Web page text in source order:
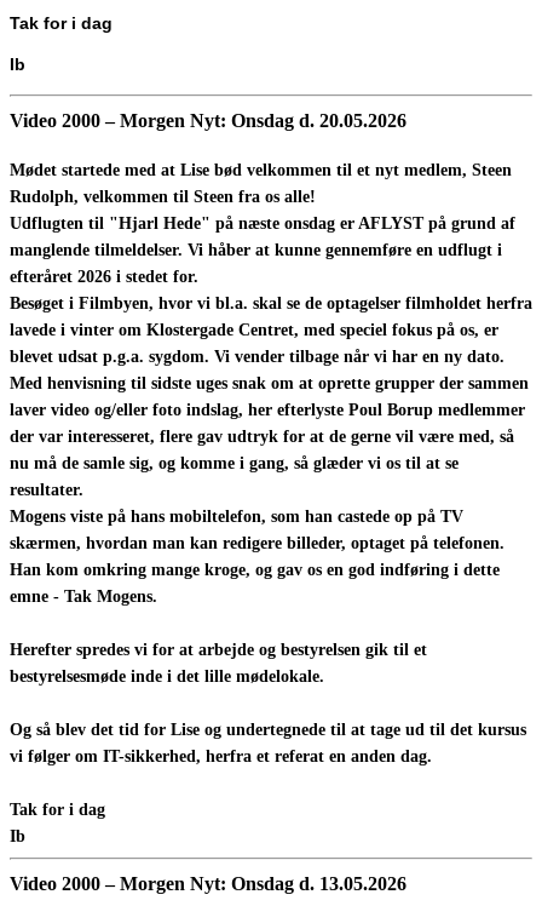
Tak for i dag
Ib
Video 2000 – Morgen Nyt: Onsdag d. 20.05.2026
Mødet startede med at Lise bød velkommen til et nyt medlem, Steen
Rudolph, velkommen til Steen fra os alle!
Udflugten til "Hjarl Hede" på næste onsdag er AFLYST på grund af
manglende tilmeldelser. Vi håber at kunne gennemføre en udflugt i
efteråret 2026 i stedet for.
Besøget i Filmbyen, hvor vi bl.a. skal se de optagelser filmholdet herfra
lavede i vinter om Klostergade Centret, med speciel fokus på os, er
blevet udsat p.g.a. sygdom. Vi vender tilbage når vi har en ny dato.
Med henvisning til sidste uges snak om at oprette grupper der sammen
laver video og/eller foto indslag, her efterlyste Poul Borup medlemmer
der var interesseret, flere gav udtryk for at de gerne vil være med, så
nu må de samle sig, og komme i gang, så glæder vi os til at se
resultater.
Mogens viste på hans mobiltelefon, som han castede op på TV
skærmen, hvordan man kan redigere billeder, optaget på telefonen.
Han kom omkring mange kroge, og gav os en god indføring i dette
emne - Tak Mogens.
Herefter spredes vi for at arbejde og bestyrelsen gik til et
bestyrelsesmøde inde i det lille mødelokale.
Og så blev det tid for Lise og undertegnede til at tage ud til det kursus
vi følger om IT-sikkerhed, herfra et referat en anden dag.
Tak for i dag
Ib
Video 2000 – Morgen Nyt: Onsdag d. 13.05.2026